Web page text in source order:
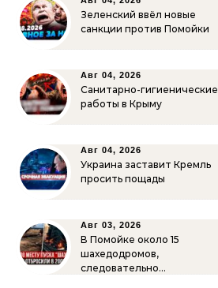
Зеленский ввёл новые
санкции против Помойки
Авг 04, 2026
Санитарно-гигиенические
работы в Крыму
Авг 04, 2026
Украина заставит Кремль
просить пощады
Авг 03, 2026
В Помойке около 15
шахедодромов,
следовательно…